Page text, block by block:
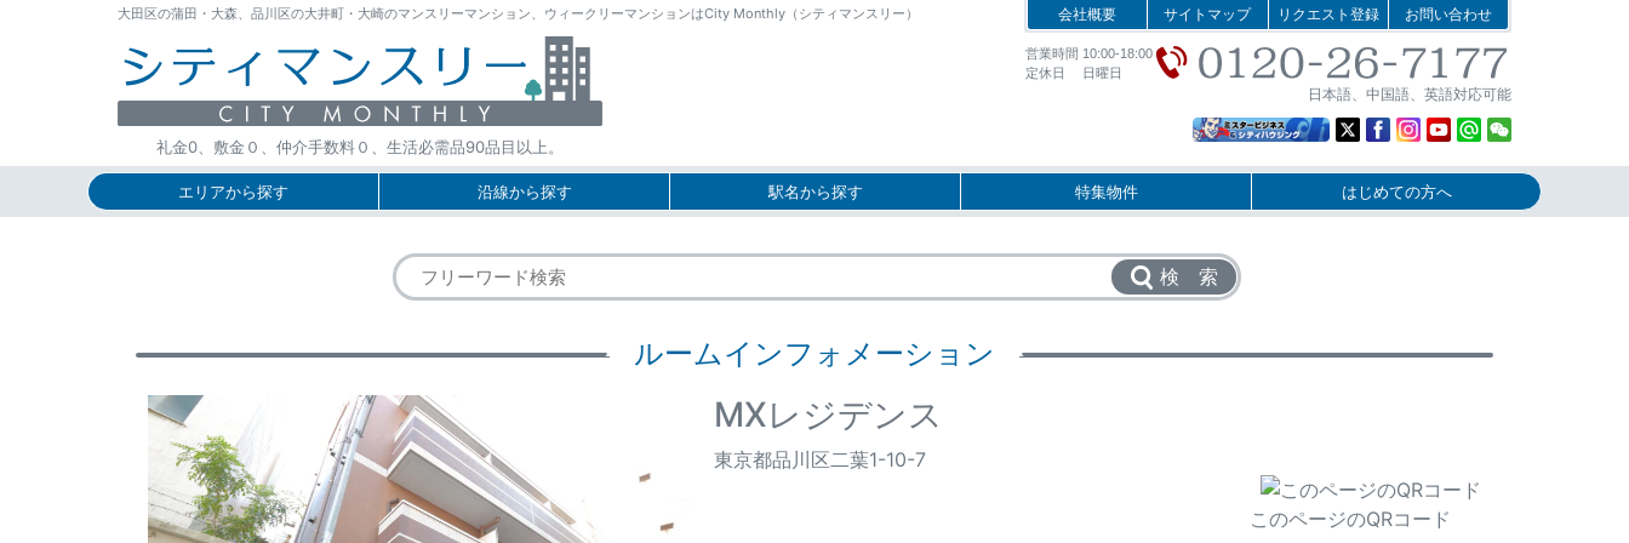
礼金0、敷金０、仲介手数料０、生活必需品90品目以上。
大田区の蒲田・大森、品川区の大井町・大崎のマンスリーマンション、ウィークリーマンションはCity Monthly（シティマンスリー） 会社概要 サイトマップ リクエスト登録 お問い合わせ
営業時間 10:00-18:00
定休日 日曜日
日本語、中国語、英語対応可能
エリアから探す 沿線から探す 駅名から探す 特集物件 はじめての方へ
検 索
ルームインフォメーション
MXレジデンス
東京都品川区二葉1-10-7
このページのQRコード